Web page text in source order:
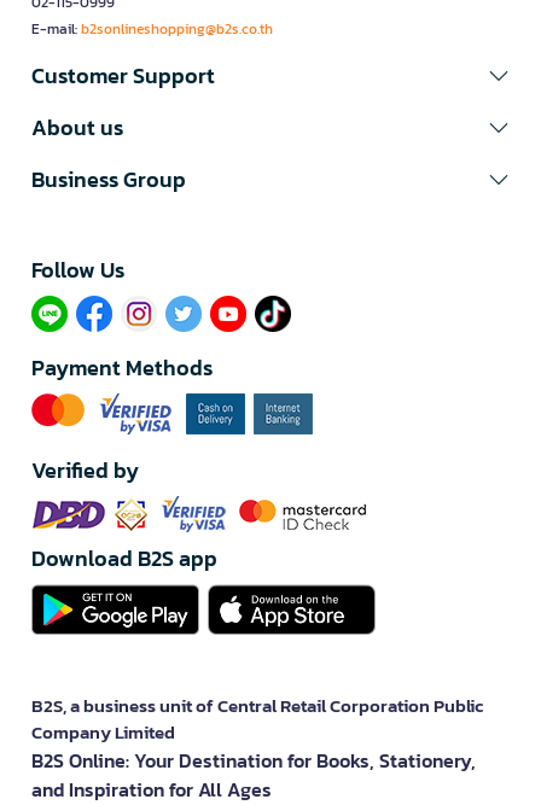
E-mail:b2sonlineshopping@b2s.co.th
Customer Support
About us
Business Group
Follow Us​
Payment Methods
Verified by
Download B2S app
B2S, a business unit of Central Retail Corporation Public
Company Limited
B2S Online: Your Destination for Books, Stationery,
and Inspiration for All Ages